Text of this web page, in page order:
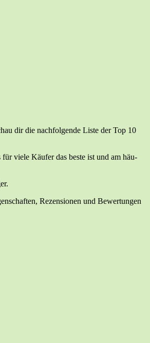
dir die nach­fol­gen­de Lis­te der Top 10
für vie­le Käu­fer das bes­te ist und am häu­
Rezen­sio­nen und Bewer­tun­gen